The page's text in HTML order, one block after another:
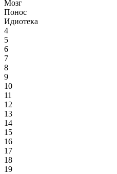
Мозг
Понос
Идиотека
4
5
6
7
8
9
10
11
12
13
14
15
16
17
18
19